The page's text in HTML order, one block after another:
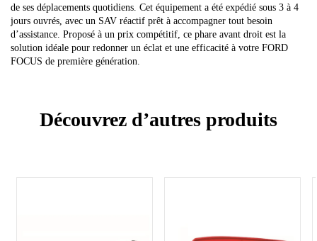
de ses déplacements quotidiens. Cet équipement a été expédié sous 3 à 4
jours ouvrés, avec un SAV réactif prêt à accompagner tout besoin
d’assistance. Proposé à un prix compétitif, ce phare avant droit est la
solution idéale pour redonner un éclat et une efficacité à votre FORD
FOCUS de première génération.
Découvrez d’autres produits